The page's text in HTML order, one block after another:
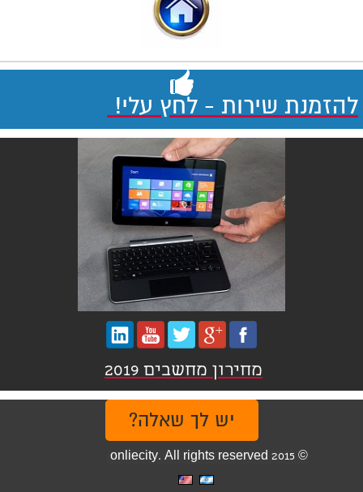
© 2015 onliecity. All rights reserved
יש לך שאלה?
מחירון מחשבים 2019
להזמנת שירות - לחץ עלי!